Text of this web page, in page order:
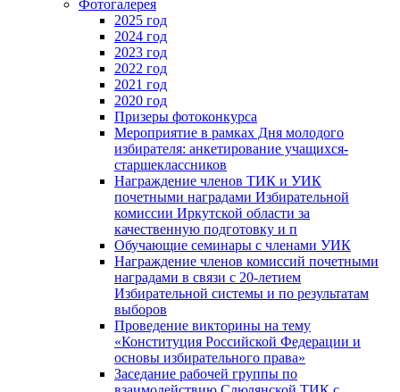
Фотогалерея
2025 год
2024 год
2023 год
2022 год
2021 год
2020 год
Призеры фотоконкурса
Мероприятие в рамках Дня молодого
избирателя: анкетирование учащихся-
старшеклассников
Награждение членов ТИК и УИК
почетными наградами Избирательной
комиссии Иркутской области за
качественную подготовку и п
Обучающие семинары с членами УИК
Награждение членов комиссий почетными
наградами в связи с 20-летием
Избирательной системы и по результатам
выборов
Проведение викторины на тему
«Конституция Российской Федерации и
основы избирательного права»
Заседание рабочей группы по